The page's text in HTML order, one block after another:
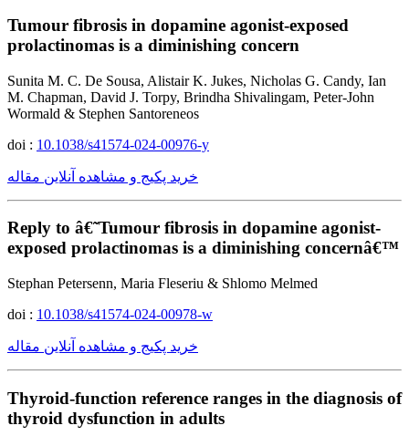
Tumour fibrosis in dopamine agonist-exposed
prolactinomas is a diminishing concern
Sunita M. C. De Sousa, Alistair K. Jukes, Nicholas G. Candy, Ian
M. Chapman, David J. Torpy, Brindha Shivalingam, Peter-John
Wormald & Stephen Santoreneos
doi : 10.1038/s41574-024-00976-y
خرید پکیج و مشاهده آنلاین مقاله
Reply to â€˜Tumour fibrosis in dopamine agonist-
exposed prolactinomas is a diminishing concernâ€™
Stephan Petersenn, Maria Fleseriu & Shlomo Melmed
doi : 10.1038/s41574-024-00978-w
خرید پکیج و مشاهده آنلاین مقاله
Thyroid-function reference ranges in the diagnosis of
thyroid dysfunction in adults